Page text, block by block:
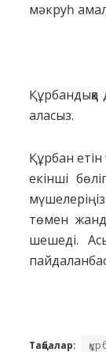
мәкруһ
аласыз.
Құрбан
екінші
төмен
шешеді.
Таңбалар: